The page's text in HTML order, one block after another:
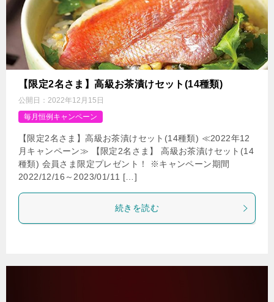
【限定2名さま】高級お茶漬けセット(14種類)
公開日： 2022年12月15日
毎月恒例キャンペーン
【限定2名さま】高級お茶漬けセット(14種類) ≪2022年12
月キャンペーン≫ 【限定2名さま】 高級お茶漬けセット(14
種類) 会員さま限定プレゼント！ ※キャンペーン期間
2022/12/16～2023/01/11 […]
続きを読む